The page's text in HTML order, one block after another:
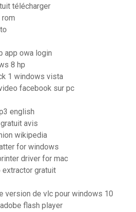
télécharger
app owa login
8 hp
1 windows vista
facebook sur pc
english
avis
wikipedia
for windows
driver for mac
extractor gratuit
version de vlc pour windows 10
flash player